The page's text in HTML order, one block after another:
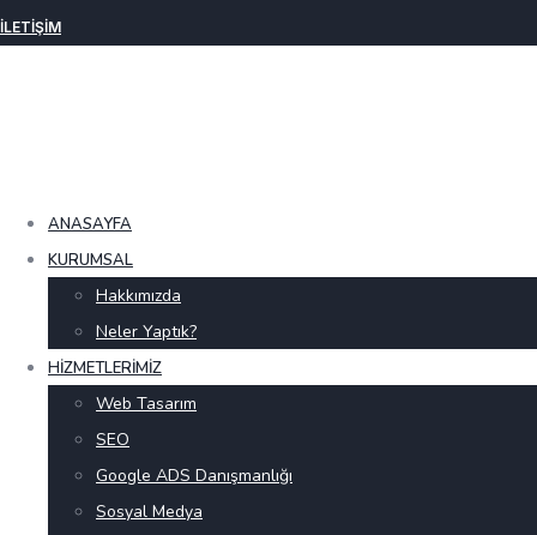
İLETIŞIM
ANASAYFA
KURUMSAL
Hakkımızda
Neler Yaptık?
HIZMETLERIMIZ
Web Tasarım
SEO
Google ADS Danışmanlığı
Sosyal Medya